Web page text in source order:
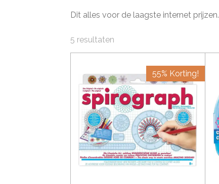
Dit alles voor de laagste internet prijzen.
5 resultaten
55% Korting!